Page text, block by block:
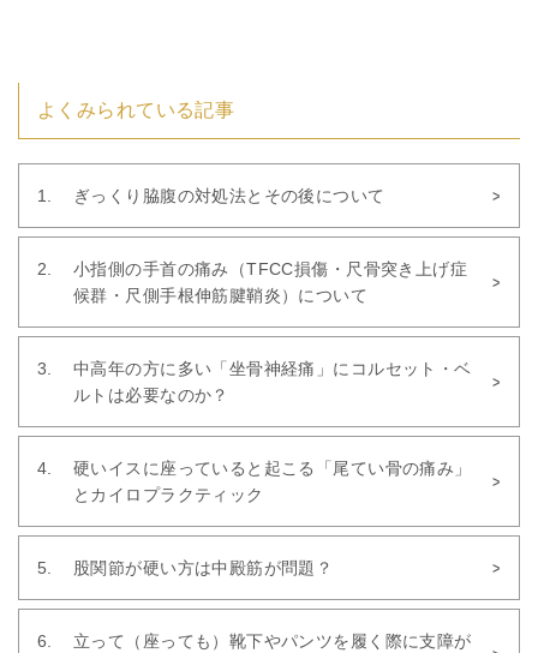
よくみられている記事
ぎっくり脇腹の対処法とその後について
小指側の手首の痛み（TFCC損傷・尺骨突き上げ症
候群・尺側手根伸筋腱鞘炎）について
中高年の方に多い「坐骨神経痛」にコルセット・ベ
ルトは必要なのか？
硬いイスに座っていると起こる「尾てい骨の痛み」
とカイロプラクティック
股関節が硬い方は中殿筋が問題？
立って（座っても）靴下やパンツを履く際に支障が